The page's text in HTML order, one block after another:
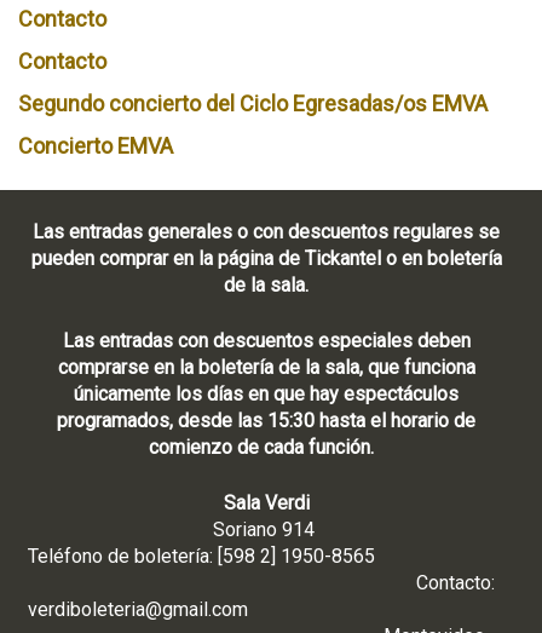
Contacto
Contacto
Segundo concierto del Ciclo Egresadas/os EMVA
Concierto EMVA
Las entradas generales o con descuentos regulares se
pueden comprar en la página de Tickantel o en boletería
de la sala.
Las entradas con descuentos especiales deben
comprarse en la boletería de la sala, que funciona
únicamente los días en que hay espectáculos
programados, desde las 15:30 hasta el horario de
comienzo de cada función.
Sala Verdi
Soriano 914
Teléfono de boletería: [598 2] 1950-8565
Contacto:
verdiboleteria@gmail.com